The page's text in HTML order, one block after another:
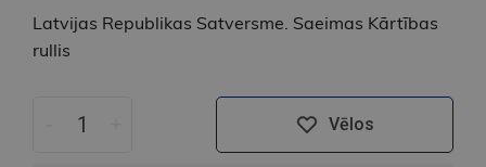
Latvijas Republikas Satversme. Saeimas Kārtības
rullis
Vēlos